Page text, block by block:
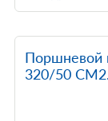
Поршневой
320/50